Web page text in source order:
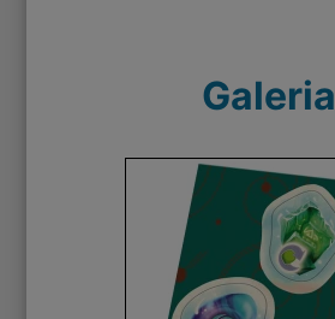
Galeria